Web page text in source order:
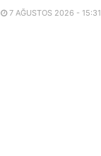
7 AĞUSTOS 2026 - 15:31